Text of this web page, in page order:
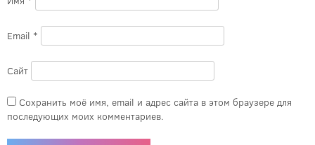
Email *
Сайт
Сохранить моё имя, email и адрес сайта в этом браузере для
последующих моих комментариев.